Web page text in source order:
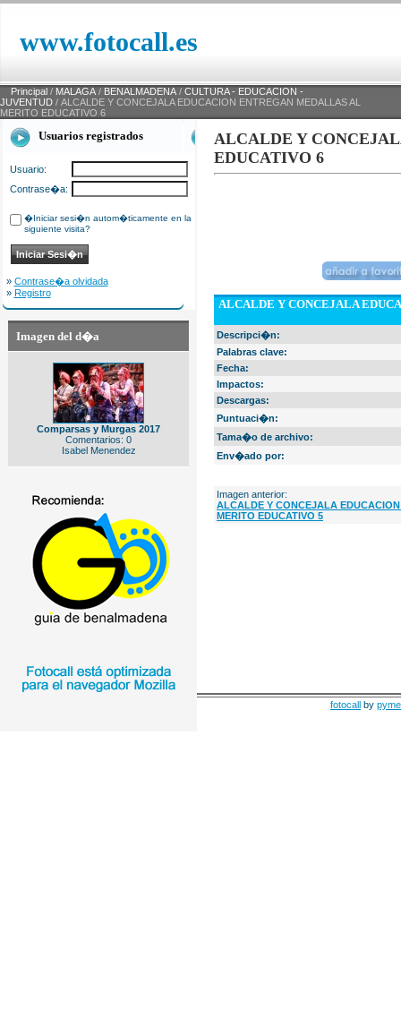
www.fotocall.es
Principal / MALAGA / BENALMADENA / CULTURA - EDUCACION -
JUVENTUD / ALCALDE Y CONCEJALA EDUCACION ENTREGAN MEDALLAS AL
MERITO EDUCATIVO 6
Usuarios registrados
Usuario:
Contrase�a:
�Iniciar sesi�n autom�ticamente en la
siguiente visita?
» Contrase�a olvidada
» Registro
Imagen del d�a
Comparsas y Murgas 2017
Comentarios: 0
Isabel Menendez
ALCALDE Y
EDUCATIVO 6
ALCALDE Y CONCEJALA
Descripci�n:
Palabras clave:
Fecha:
Impactos:
Descargas:
Puntuaci�n:
Tama�o de archivo:
Env�ado por:
Imagen anterior:
ALCALDE Y CONCEJALA
MERITO EDUCATIVO 5
fotocall by